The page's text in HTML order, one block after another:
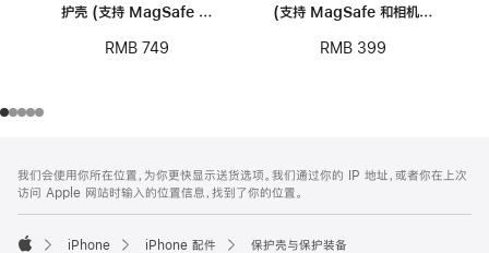
护壳 (支持 MagSafe 和
RMB 749
(支持 MagSafe 和相机控
RMB 399
页
页
脚
注
我们会使用你所在位置，为你更快显示送货选项。我们通过你的 IP 地址，或者你在上次
访问 Apple 网站时输入的位置信息，找到了你的位置。
iPhone iPhone 配件
保护壳与保护装备